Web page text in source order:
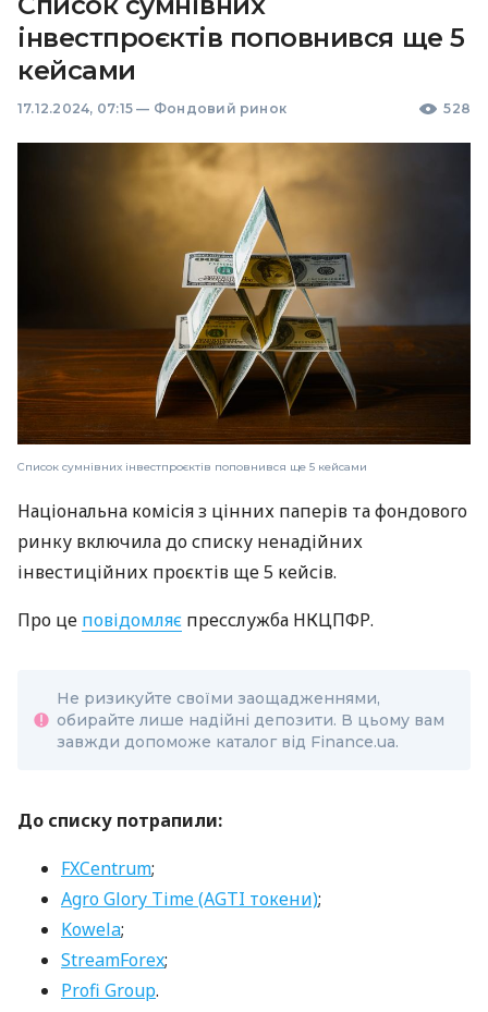
інвестпроєктів поповнився ще 5
кейсами
17.12.2024, 07:15 — Фондовий ринок 528
Список сумнівних інвестпроєктів поповнився ще 5 кейсами
Національна комісія з цінних паперів та фондового
ринку включила до списку ненадійних
інвестиційних проєктів ще 5 кейсів.
Про це повідомляє пресслужба НКЦПФР.
Не ризикуйте своїми заощадженнями,
обирайте лише надійні депозити. В цьому вам
завжди допоможе каталог від Finance.ua.
До списку потрапили:
FXCentrum;
Agro Glory Time (AGTI токени);
Kowela;
StreamForex;
Profi Group.